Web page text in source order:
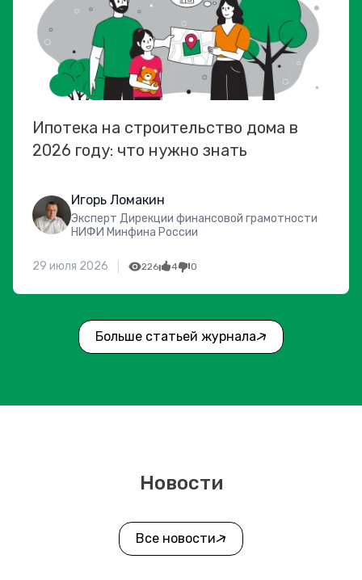
Ипотека на строительство дома в
2026 году: что нужно знать
Игорь Ломакин
Эксперт Дирекции финансовой грамотности
НИФИ Минфина России
29 июля 2026 226 4 0
Больше статьей журнала
Новости
Все новости